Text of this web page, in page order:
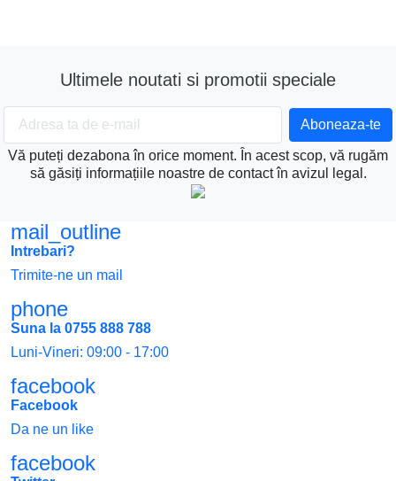
Ultimele noutati si promotii speciale
Vă puteți dezabona în orice moment. În acest scop, vă rugăm
să găsiți informațiile noastre de contact în avizul legal.
mail_outline
Intrebari?
Trimite-ne un mail
phone
Suna la 0755 888 788
Luni-Vineri: 09:00 - 17:00
facebook
Facebook
Da ne un like
facebook